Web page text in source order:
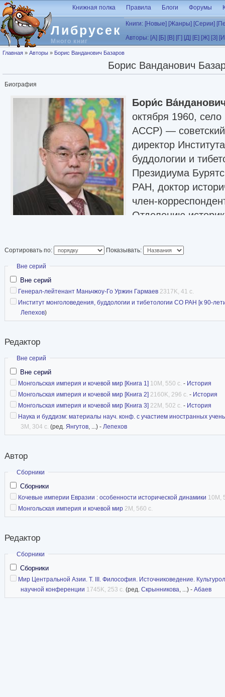
Перейти к основному содержанию
Либрусек
Много книг
Книжная полка Правила Блоги Форумы
Книги: [Новые] [Жанры] [Серии]
Авторы: [А] [Б] [В] [Г] [Д] [Е] [Ж] [З]
Вы здесь
Главная » Авторы » Борис Ванданович Базаров
Борис Ванданович
Биография
Бори́с
октября 1960,
АССР) — советский
директор
буддологии и
Президиума
РАН, доктор
член-
Отделению
учёного совета
РАН (с 1997) и
общества востоковедов Российской
Народного Хурала Республики Бурятия
Статья в Википедии
Сортировать по: Показывать:
Скрыть
Вне серий
Вне серий
Генерал-лейтенант Маньчжоу-Го Уржин Гармаев 2317K, 41 с.
Институт монголоведения, буддологии и тибетологии СО РАН [к 90-
Лепехов)
Редактор
Скрыть
Вне серий
Вне серий
Монгольская империя и кочевой мир [Книга 1] 10M, 550 с. - История
Монгольская империя и кочевой мир [Книга 2] 2160K, 296 с. - История
Монгольская империя и кочевой мир [Книга 3] 22M, 502 с. - История
Наука и буддизм: материалы науч. конф. с участием иностранных
3M, 304 с. (ред. Янгутов, ...) - Лепехов
Автор
Скрыть
Сборники
Сборники
Кочевые империи Евразии : особенности исторической динамики 10M,
Монгольская империя и кочевой мир 2M, 560 с.
Редактор
Скрыть
Сборники
Сборники
Мир Центральной Азии. Т. III. Философия. Источниковедение.
научной конференции 1745K, 253 с. (ред. Скрынникова, ...) - Абаев